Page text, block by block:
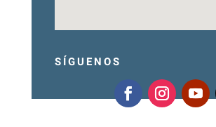
SÍGUENOS